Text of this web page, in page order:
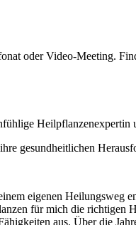
oder Video-Meeting.
Heilpflanzenexpertin
gesundheitlichen
eigenen Heilungsweg
für mich die
aus. Über die